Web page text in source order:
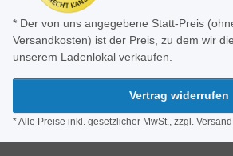
* Der von uns angegebene Statt-Preis
Versandkosten) ist der Preis, zu dem wir
unserem Ladenlokal verkaufen.
Vertrag widerrufen
* Alle Preise inkl. gesetzlicher MwSt., zzgl. Versand